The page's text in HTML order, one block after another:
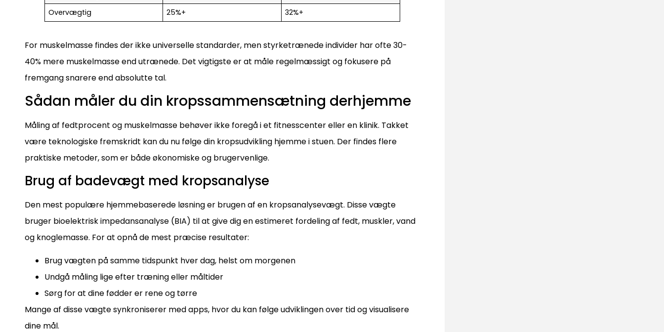
Overvægtig
25%+ 32%+
For muskelmasse findes der ikke universelle standarder, men styrketrænede individer har ofte 30-
40% mere muskelmasse end utrænede. Det vigtigste er at måle regelmæssigt og fokusere på
fremgang snarere end absolutte tal.
Sådan måler du din kropssammensætning derhjemme
Måling af fedtprocent og muskelmasse behøver ikke foregå i et fitnesscenter eller en klinik. Takket
være teknologiske fremskridt kan du nu følge din kropsudvikling hjemme i stuen. Der findes flere
praktiske metoder, som er både økonomiske og brugervenlige.
Brug af badevægt med kropsanalyse
Den mest populære hjemmebaserede løsning er brugen af en kropsanalysevægt. Disse vægte
bruger bioelektrisk impedansanalyse (BIA) til at give dig en estimeret fordeling af fedt, muskler, vand
og knoglemasse. For at opnå de mest præcise resultater:
Brug vægten på samme tidspunkt hver dag, helst om morgenen
Undgå måling lige efter træning eller måltider
Sørg for at dine fødder er rene og tørre
Mange af disse vægte synkroniserer med apps, hvor du kan følge udviklingen over tid og visualisere
dine mål.